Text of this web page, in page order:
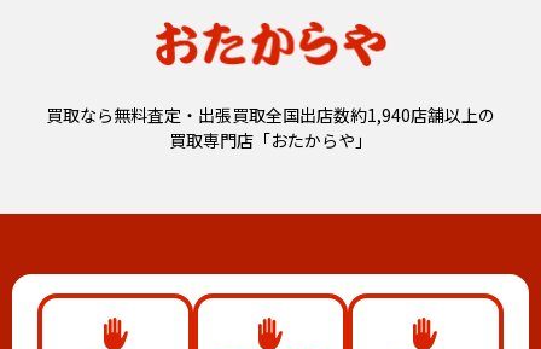
買取なら無料査定・出張買取全国出店数約1,940店舗以上の
買取専門店「おたからや」